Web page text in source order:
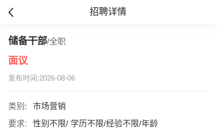
招聘详情
储备干部/全职
面议
发布时间:2026-08-06
类别:
市场营销
要求:
性别不限/ 学历不限/经验不限/年龄